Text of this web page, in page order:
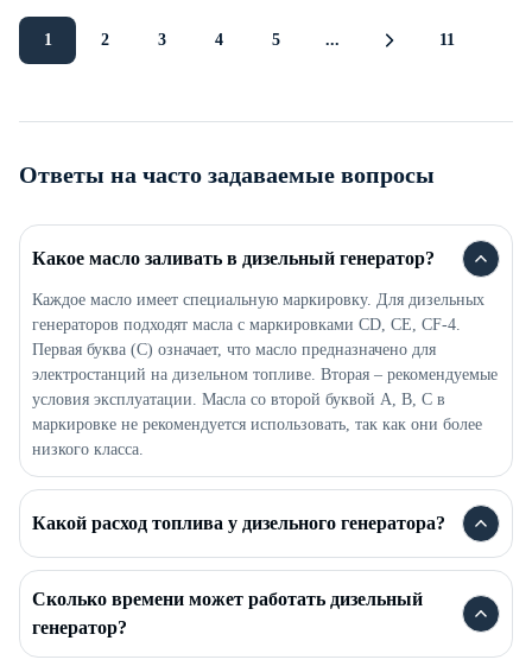
1 2 3 4 5 ... 11
Ответы на часто задаваемые вопросы
Какое масло заливать в дизельный генератор?
Каждое масло имеет специальную маркировку. Для дизельных
генераторов подходят масла с маркировками CD, CE, CF-4.
Первая буква (C) означает, что масло предназначено для
электростанций на дизельном топливе. Вторая – рекомендуемые
условия эксплуатации. Масла со второй буквой A, B, C в
маркировке не рекомендуется использовать, так как они более
низкого класса.
Какой расход топлива у дизельного генератора?
Сколько времени может работать дизельный
генератор?